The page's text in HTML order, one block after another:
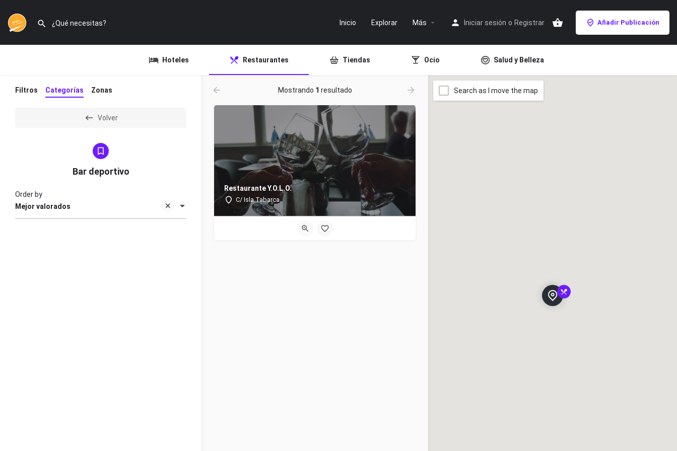
Inicio Explorar Más Iniciar sesión o Registrar Añadir Publicación
Hoteles Restaurantes Tiendas Ocio Salud y Belleza
Filtros Categorías Zonas
Volver
Bar deportivo
Mejor valorados
Order by
Mostrando 1 resultado
Restaurante Y.O.L.O.
C/ Isla Tabarca
Search as I move the map